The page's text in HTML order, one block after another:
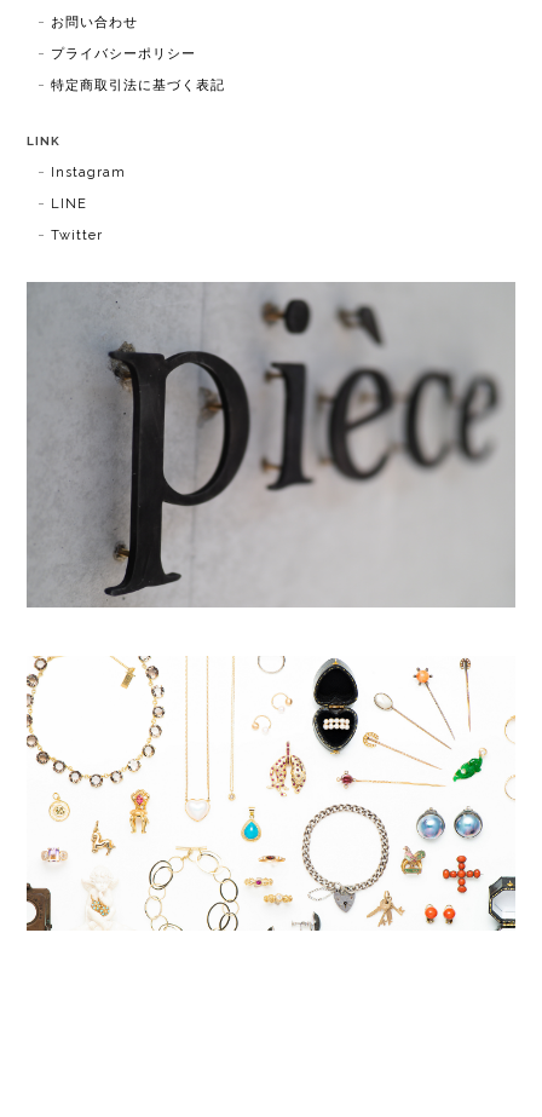
お問い合わせ
プライバシーポリシー
特定商取引法に基づく表記
LINK
Instagram
LINE
Twitter